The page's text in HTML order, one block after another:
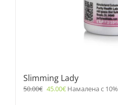
Slimming Lady
50.00€ 45.00€ Намалена с 10%